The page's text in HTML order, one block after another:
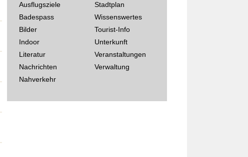
Ausflugsziele
Badespass
Bilder
Indoor
Literatur
Nachrichten
Nahverkehr
Stadtplan
Wissenswertes
Tourist-Info
Unterkunft
Veranstaltungen
Verwaltung